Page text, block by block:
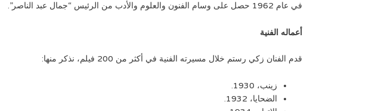
في عام 1962 حصل على وسام الفنون والعلوم والأدب من الرئيس “جمال عبد الناصر”.
أعماله الفنية
قدم الفنان زكي رستم خلال مسيرته الفنية في أكثر من 200 فيلم، نذكر منها:
زينب، 1930.
الضحايا، 1932.